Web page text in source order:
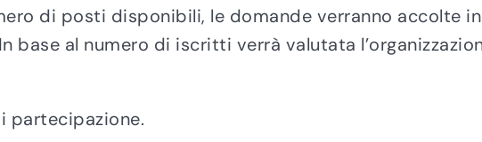
di posti disponibili, le domande verranno accolte in
base al numero di iscritti verrà valutata